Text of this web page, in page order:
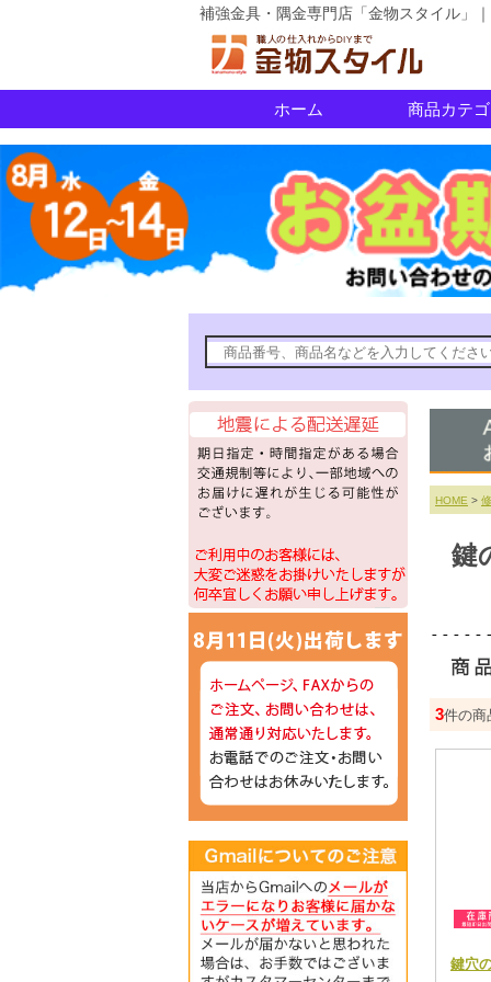
補強金具・隅金専門店「金物スタイル」
ホーム 商品カテ
HOME >
鍵
3件の商
鍵穴